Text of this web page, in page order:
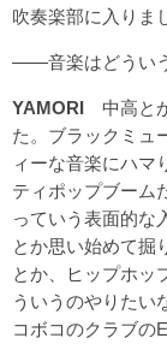
吹奏楽部に入りま
――音楽はどうい
YAMORI 中高と
た。ブラックミュ
ィーな音楽にハマ
ティポップブーム
っていう表面的な
とか思い始めて掘
とか、ヒップホッ
ういうのやりたい
コボコのクラブの